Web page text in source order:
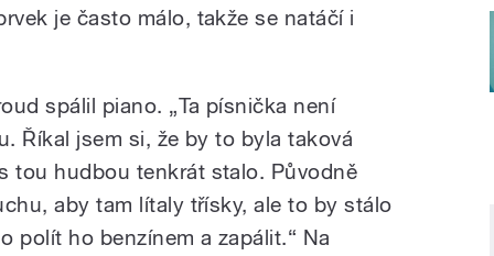
je často málo, takže se natáčí i
spálil piano. „Ta písnička není
Říkal jsem si, že by to byla taková
tou hudbou tenkrát stalo. Původně
aby tam lítaly třísky, ale to by stálo
polít ho benzínem a zapálit.“ Na